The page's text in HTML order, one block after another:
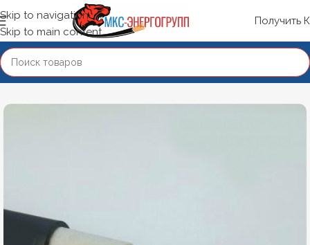
Skip to navigation
Skip to main content
Получить